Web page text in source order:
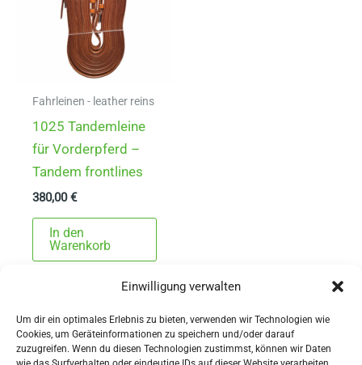
Einwilligung verwalten
Um dir ein optimales Erlebnis zu bieten, verwenden wir Technologien wie
Cookies, um Geräteinformationen zu speichern und/oder darauf
zuzugreifen. Wenn du diesen Technologien zustimmst, können wir Daten
Fahrleinen - leather reins
1025 Tandemleine
für Vorderpferd –
Tandem frontlines
380,00€
In den
Warenkorb